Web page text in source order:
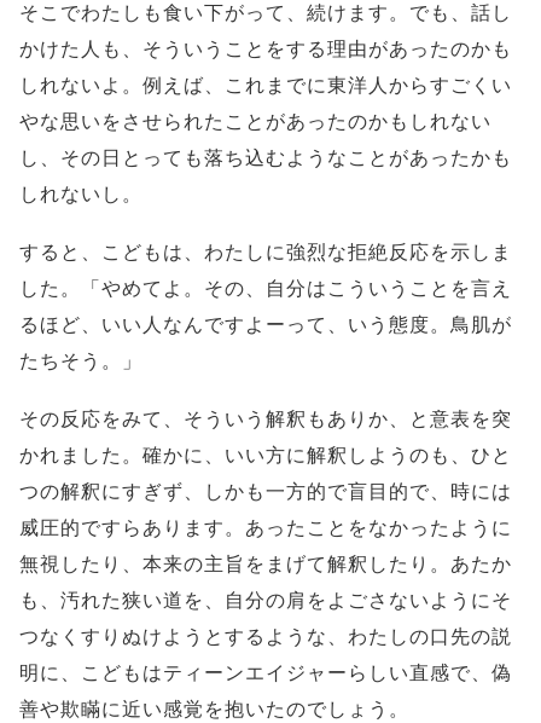
そこでわたしも食い下がって、続けます。でも、話し
かけた人も、そういうことをする理由があったのかも
しれないよ。例えば、これまでに東洋人からすごくい
やな思いをさせられたことがあったのかもしれない
し、その日とっても落ち込むようなことがあったかも
しれないし。
すると、こどもは、わたしに強烈な拒絶反応を示しま
した。「やめてよ。その、自分はこういうことを言え
るほど、いい人なんですよーって、いう態度。鳥肌が
たちそう。」
その反応をみて、そういう解釈もありか、と意表を突
かれました。確かに、いい方に解釈しようのも、ひと
つの解釈にすぎず、しかも一方的で盲目的で、時には
威圧的ですらあります。あったことをなかったように
無視したり、本来の主旨をまげて解釈したり。あたか
も、汚れた狭い道を、自分の肩をよごさないようにそ
つなくすりぬけようとするような、わたしの口先の説
明に、こどもはティーンエイジャーらしい直感で、偽
善や欺瞞に近い感覚を抱いたのでしょう。